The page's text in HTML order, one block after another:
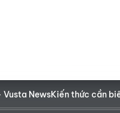
Vusta NewsKiến thức cần